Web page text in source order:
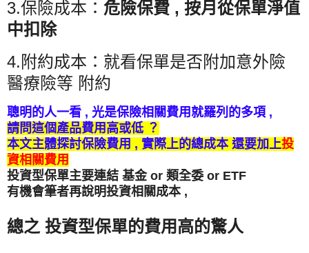
3.保險成本： 危險保費 , 按月從保單淨值
中扣除
4.附約成本：就看保單是否附加意外險
醫療險等 附約
聰明的人一看 , 光是保險相關費用就羅列的多項 ,
請問這個產品費用高或低 ？
本文主體探討保險費用 , 實際上的總成本 還要加上投
資相關費用
投資型保單主要連結 基金 or 類全委 or ETF
有機會筆者再說明投資相關成本 ,
總之 投資型保單的費用高的驚人